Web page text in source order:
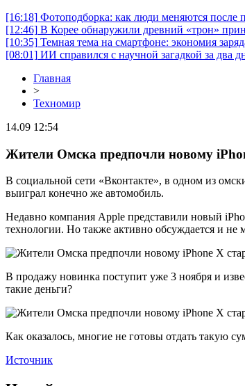
[16:18] Фотоподборка: как люди меняются
[12:46] В Корее обнаружили древний «трон»
[10:35] Темная тема на смартфоне: экономия
[08:01] ИИ справился с научной загадкой за два
Главная
>
Техномир
14.09 12:54
Жители Омска предпочли новому
В социальной сети «Вконтакте», в одном из
выиграл конечно же автомобиль.
Недавно компания Apple представили новый
технологии. Но также активно обсуждается и не
В продажу новинка поступит уже 3 ноября и
такие деньги?
Как оказалось, многие не готовы отдать такую
Источник